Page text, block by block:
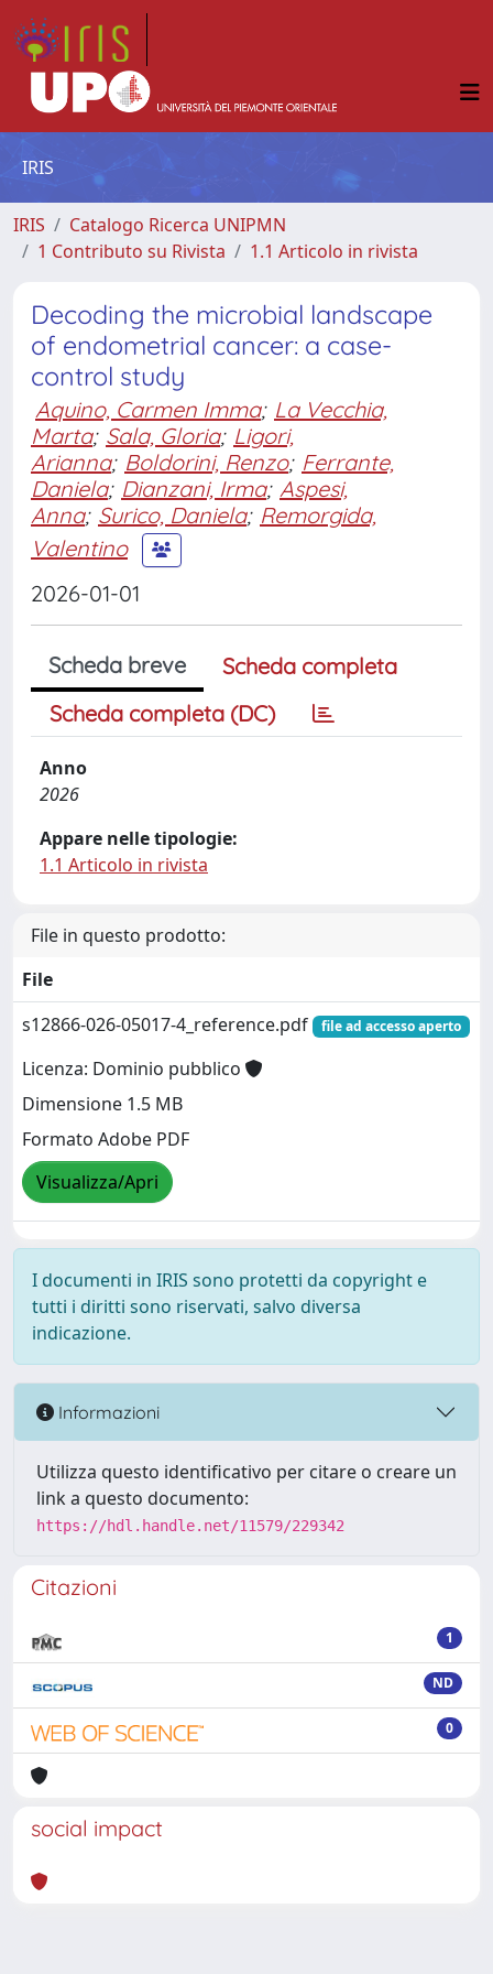
IRIS
IRIS
Catalogo Ricerca UNIPMN
1 Contributo su Rivista
1.1 Articolo in rivista
Decoding the microbial landscape
of endometrial cancer: a case-
control study
Aquino, Carmen Imma; La Vecchia,
Marta; Sala, Gloria; Ligori,
Arianna; Boldorini, Renzo; Ferrante,
Daniela; Dianzani, Irma; Aspesi,
Anna; Surico, Daniela; Remorgida,
Valentino
2026-01-01
Scheda breve
Scheda completa
Scheda completa (DC)
Anno
2026
Appare nelle tipologie:
1.1 Articolo in rivista
File in questo prodotto:
File
s12866-026-05017-4_reference.pdf
file ad accesso aperto
Licenza: Dominio pubblico
Dimensione 1.5 MB
Formato Adobe PDF
Visualizza/Apri
I documenti in IRIS sono protetti da copyright e
tutti i diritti sono riservati, salvo diversa
indicazione.
Informazioni
Utilizza questo identificativo per citare o creare un
link a questo documento:
https://hdl.handle.net/11579/229342
Citazioni
1
ND
0
social impact